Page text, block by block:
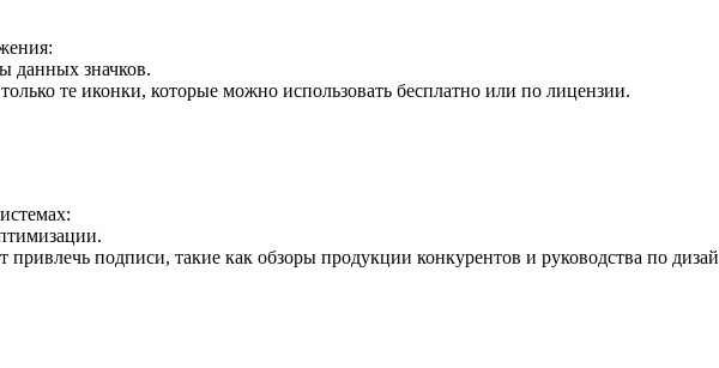
данных значков.
те иконки, которые можно использовать бесплатно или по лицензии.
подписи, такие как обзоры продукции конкурентов и руководства по